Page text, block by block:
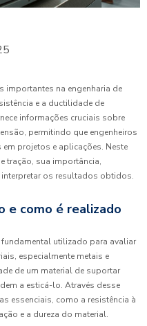
importantes na engenharia de
e a ductilidade de
informações cruciais sobre
permitindo que engenheiros
projetos e aplicações. Neste
tração, sua importância,
os resultados obtidos.
e como é realizado
fundamental utilizado para avaliar
especialmente metais e
de um material de suportar
a esticá-lo. Através desse
essenciais, como a resistência à
e a dureza do material.